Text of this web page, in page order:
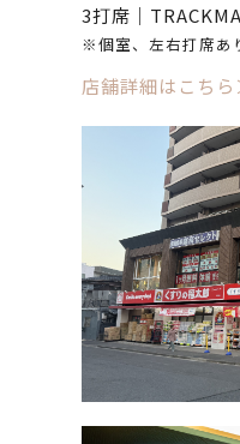
3打席｜
※個室、左右打席あ
店舗詳細はこちら